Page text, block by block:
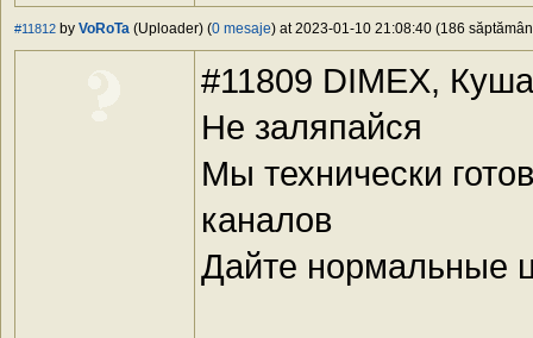
#11812 by VoRoTa (Uploader) (0 mesaje) at 2023-01-10 21:08:40 (186
#11809 DIMEX,
Не заляпайся
Мы технически
каналов
Дайте нормальные